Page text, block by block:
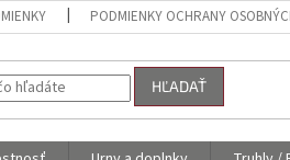
PODMIENKY OCHRANY
HĽADAŤ